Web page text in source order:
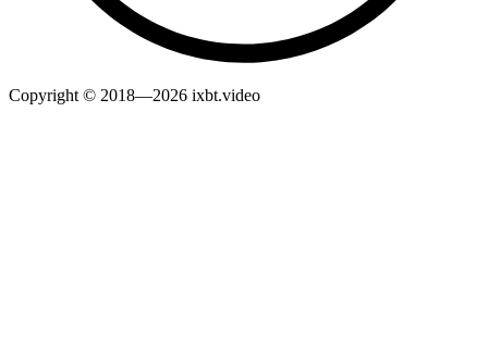
Copyright © 2018—2026 ixbt.video